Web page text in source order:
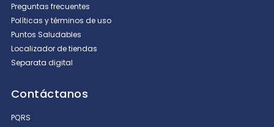
Escribe un comentario
Preguntas frecuentes
Políticas y términos de uso
Puntos Saludables
Localizador de tiendas
Separata digital
Contáctanos
PQRS